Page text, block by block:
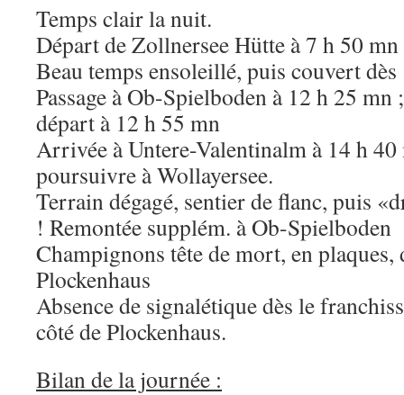
Temps clair la nuit.
Départ de Zollnersee Hütte à 7 h 50 mn
Beau temps ensoleillé, puis couvert dès
Passage à Ob-Spielboden à 12 h 25 mn
départ à 12 h 55 mn
Arrivée à Untere-Valentinalm à 14 h
poursuivre à Wollayersee.
Terrain dégagé, sentier de flanc, puis
! Remontée supplém. à Ob-Spielboden
Champignons tête de mort, en plaques,
Plockenhaus
Absence de signalétique dès le
côté de Plockenhaus.
Bilan de la journée :